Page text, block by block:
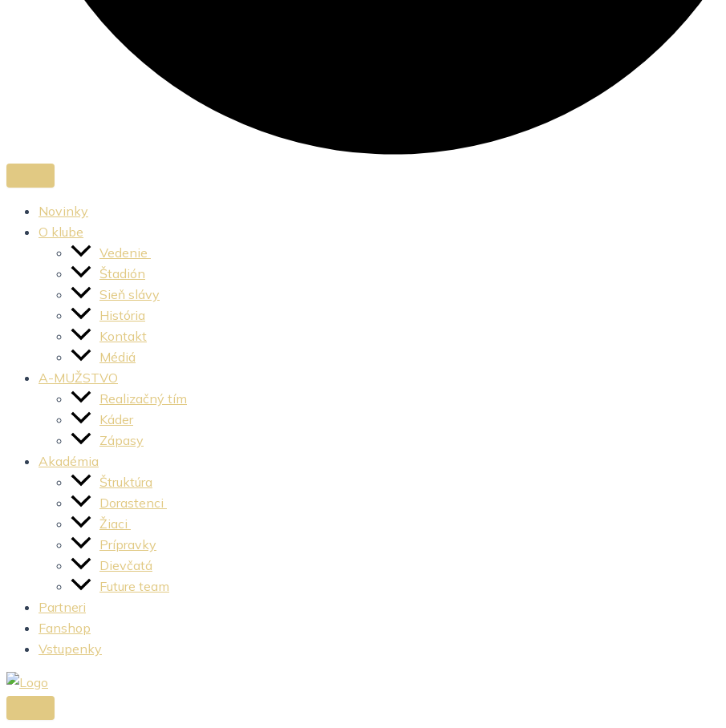
Novinky
O klube
Vedenie
Štadión
Sieň slávy
História
Kontakt
Médiá
A-MUŽSTVO
Realizačný tím
Káder
Zápasy
Akadémia
Štruktúra
Dorastenci
Žiaci
Prípravky
Dievčatá
Future team
Partneri
Fanshop
Vstupenky